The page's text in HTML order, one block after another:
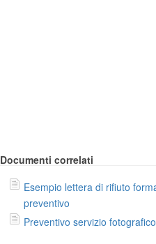
Documenti correlati
Esempio lettera di rifiuto
preventivo
Preventivo servizio